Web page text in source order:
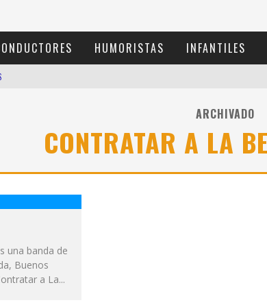
HUMORISTAS INFANTILES
ARCHIVADO
CONTRATAR A LA
una banda de
Buenos
a La...